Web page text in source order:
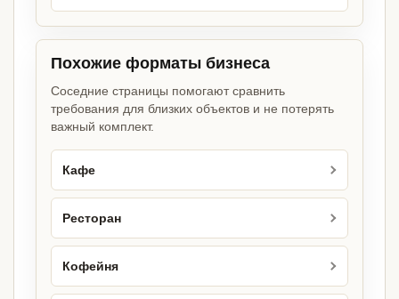
Похожие форматы бизнеса
Соседние страницы помогают сравнить
требования для близких объектов и не потерять
важный комплект.
Кафе
Ресторан
Кофейня